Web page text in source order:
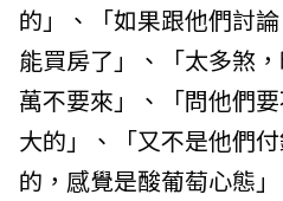
的」、「如果跟他們討
能買房了」、「太多煞
萬不要來」、「問他們
大的」、「又不是他們
的，感覺是酸葡萄心態